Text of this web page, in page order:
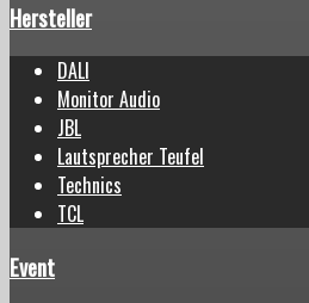
Hersteller
DALI
Monitor Audio
JBL
Lautsprecher Teufel
Technics
TCL
Event